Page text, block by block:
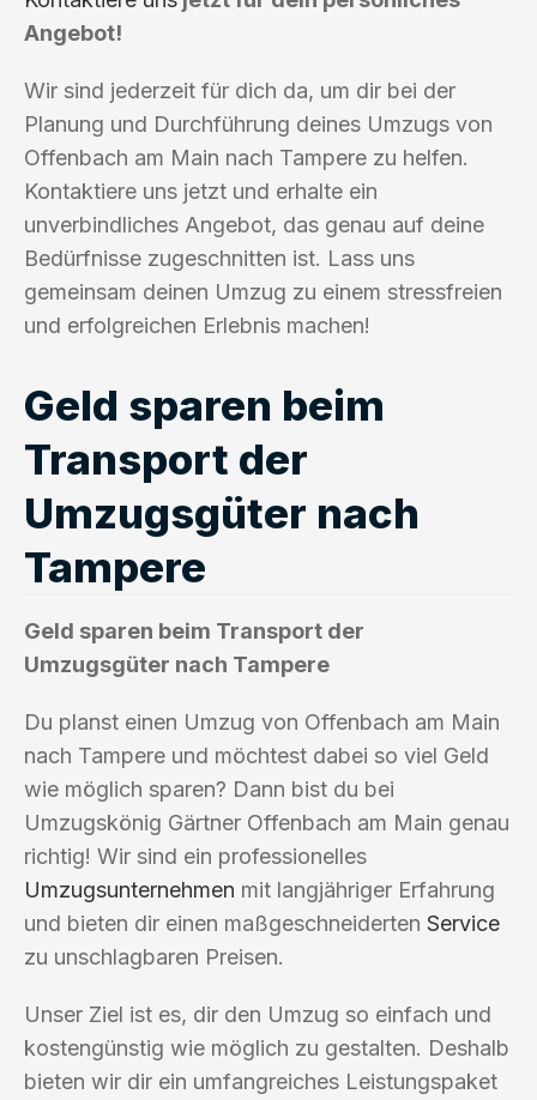
Angebot!
Wir sind jederzeit für dich da, um dir bei der
Planung und Durchführung deines Umzugs von
Offenbach am Main nach Tampere zu helfen.
Kontaktiere uns jetzt und erhalte ein
unverbindliches Angebot, das genau auf deine
Bedürfnisse zugeschnitten ist. Lass uns
gemeinsam deinen Umzug zu einem stressfreien
und erfolgreichen Erlebnis machen!
Geld sparen beim
Transport der
Umzugsgüter nach
Tampere
Geld sparen beim Transport der
Umzugsgüter nach Tampere
Du planst einen Umzug von Offenbach am Main
nach Tampere und möchtest dabei so viel Geld
wie möglich sparen? Dann bist du bei
Umzugskönig Gärtner Offenbach am Main genau
richtig! Wir sind ein professionelles
Umzugsunternehmen mit langjähriger Erfahrung
und bieten dir einen maßgeschneiderten Service
zu unschlagbaren Preisen.
Unser Ziel ist es, dir den Umzug so einfach und
kostengünstig wie möglich zu gestalten. Deshalb
bieten wir dir ein umfangreiches Leistungspaket